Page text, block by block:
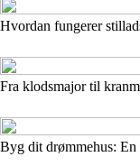
Hvordan fungerer
Fra klodsmajor til
Byg dit drømmehus: En